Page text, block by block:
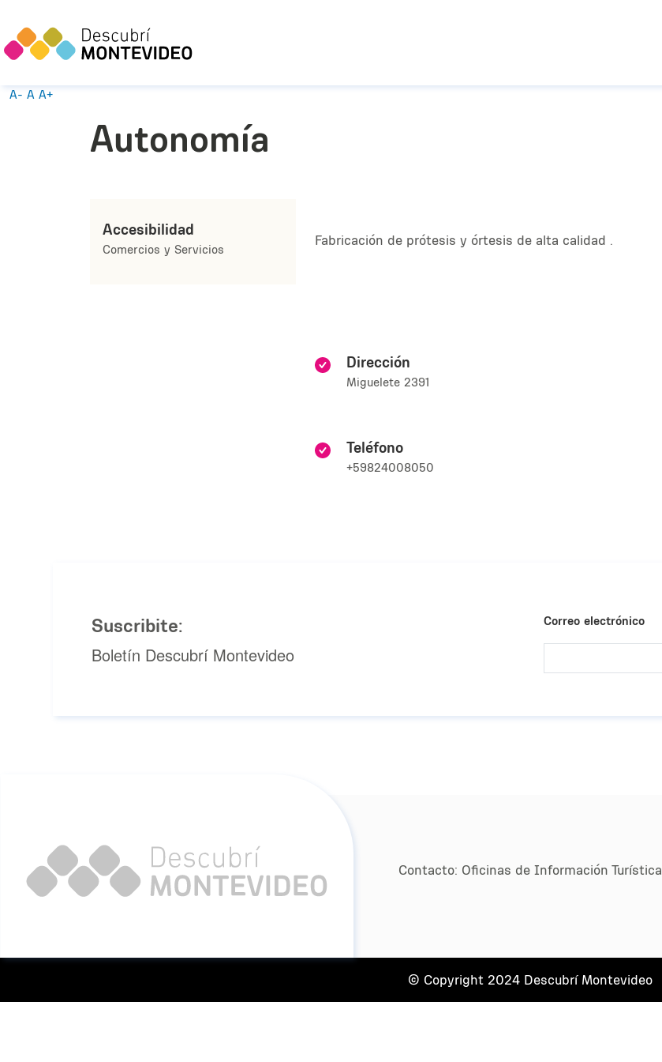
A- A A+
Autonomía
Accesibilidad
Comercios y Servicios
Fabricación de prótesis y órtesis de alta calidad .
Dirección
Miguelete 2391
Teléfono
+59824008050
Suscribite:
Boletín Descubrí Montevideo
Correo electrónico
Contacto: Oﬁcinas de Información Turística
© Copyright 2024 Descubrí Montevideo